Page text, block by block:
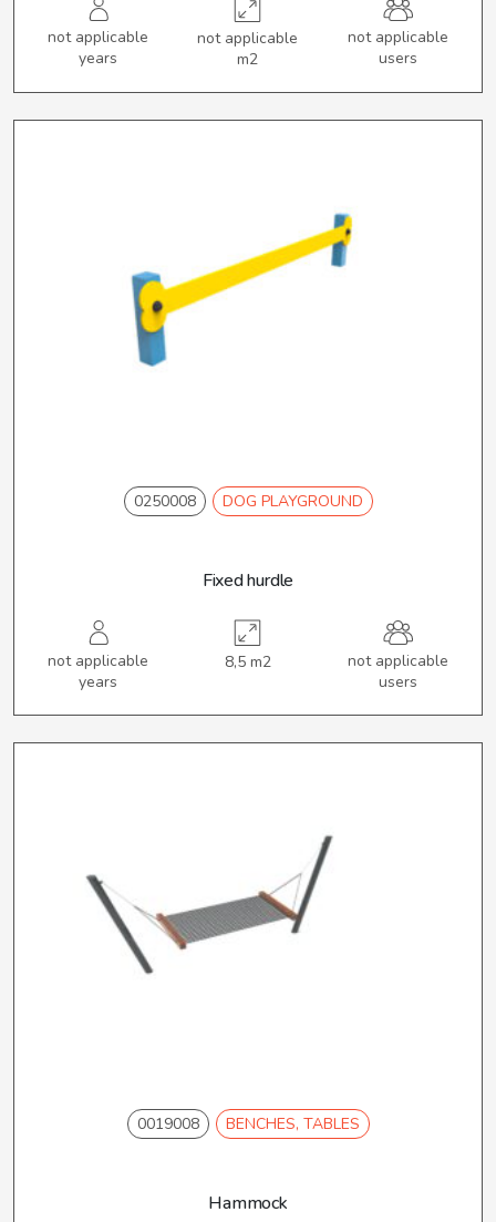
not applicable
years
not applicable
m2
not applicable
users
0250008 DOG PLAYGROUND
Fixed hurdle
not applicable
years
8,5 m2
not applicable
users
0019008 BENCHES, TABLES
Hammock